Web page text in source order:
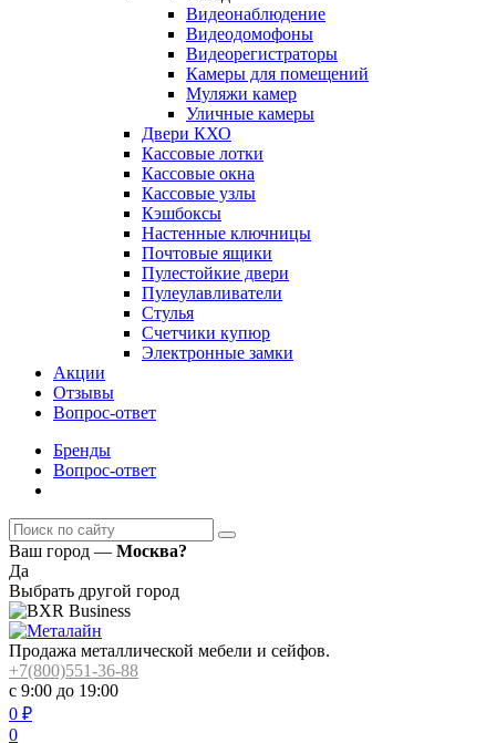
Видеонаблюдение
Видеодомофоны
Видеорегистраторы
Камеры для помещений
Муляжи камер
Уличные камеры
Двери КХО
Кассовые лотки
Кассовые окна
Кассовые узлы
Кэшбоксы
Настенные ключницы
Почтовые ящики
Пулестойкие двери
Пулеулавливатели
Стулья
Счетчики купюр
Электронные замки
Акции
Отзывы
Вопрос-ответ
Бренды
Вопрос-ответ
Ваш город — Москва?
Да
Выбрать другой город
Продажа металлической мебели и сейфов.
+7(800)551-36-88
с 9:00 до 19:00
0 ₽
0